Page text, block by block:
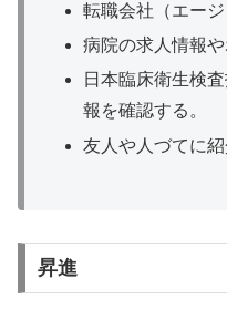
転職会社（エージ
病院の求人情報
日本臨床衛生検
報を確認する。
友人や人づてに紹
昇進